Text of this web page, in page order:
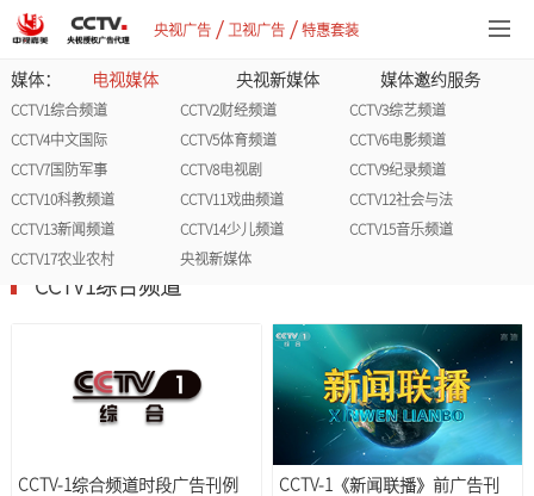
央视广告/ 卫视广告/ 特惠套装
媒体： 电视媒体 央视新媒体 媒体邀约服务
CCTV1综合频道 CCTV2财经频道 CCTV3综艺频道
CCTV4中文国际 CCTV5体育频道 CCTV6电影频道
CCTV7国防军事 CCTV8电视剧 CCTV9纪录频道
CCTV10科教频道 CCTV11戏曲频道 CCTV12社会与法
CCTV13新闻频道 CCTV14少儿频道 CCTV15音乐频道
CCTV17农业农村 央视新媒体
CCTV1综合频道
CCTV-1综合频道时段广告刊例
CCTV-1《新闻联播》前广告刊